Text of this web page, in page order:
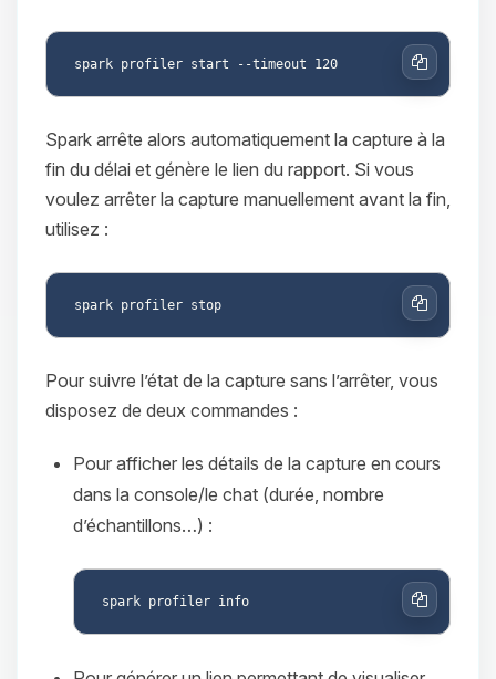
Copier
Spark arrête alors automatiquement la capture à la
fin du délai et génère le lien du rapport. Si vous
voulez arrêter la capture manuellement avant la fin,
utilisez :
Copier
Pour suivre l’état de la capture sans l’arrêter, vous
disposez de deux commandes :
Pour afficher les détails de la capture en cours
dans la console/le chat (durée, nombre
d’échantillons…) :
Copier